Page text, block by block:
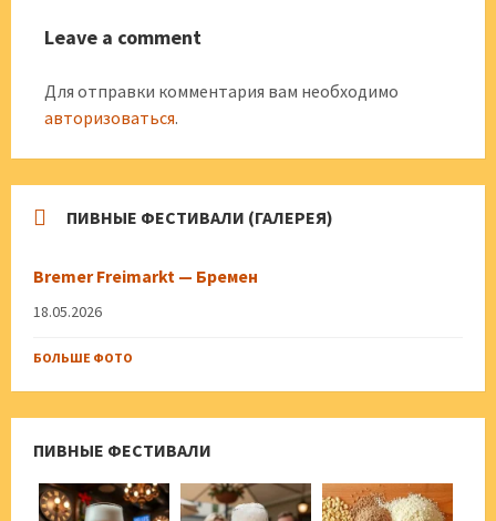
Leave a comment
Для отправки комментария вам необходимо
авторизоваться.
ПИВНЫЕ ФЕСТИВАЛИ (ГАЛЕРЕЯ)
Bremer Freimarkt — Бремен
18.05.2026
БОЛЬШЕ ФОТО
ПИВНЫЕ ФЕСТИВАЛИ